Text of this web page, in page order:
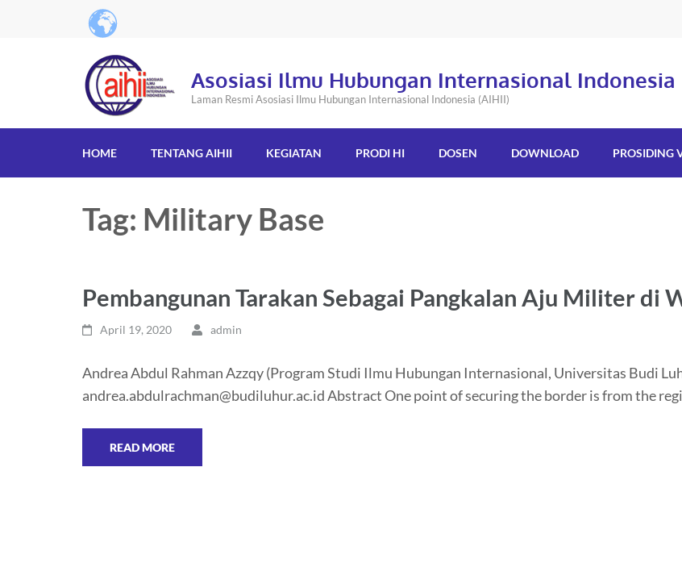
Asosiasi Ilmu Hubungan Internasional Indonesia
Laman Resmi Asosiasi Ilmu Hubungan Internasional Indonesia (AIHII)
HOME TENTANG AIHII KEGIATAN PRODI HI DOSEN DOWNLOAD PROSIDING
Tag: Military Base
Pembangunan Tarakan Sebagai Pangkalan Aju Militer di
April 19, 2020 admin
Andrea Abdul Rahman Azzqy (Program Studi Ilmu Hubungan Internasional, Universitas Budi
andrea.abdulrachman@budiluhur.ac.id Abstract One point of securing the border is from the
READ MORE